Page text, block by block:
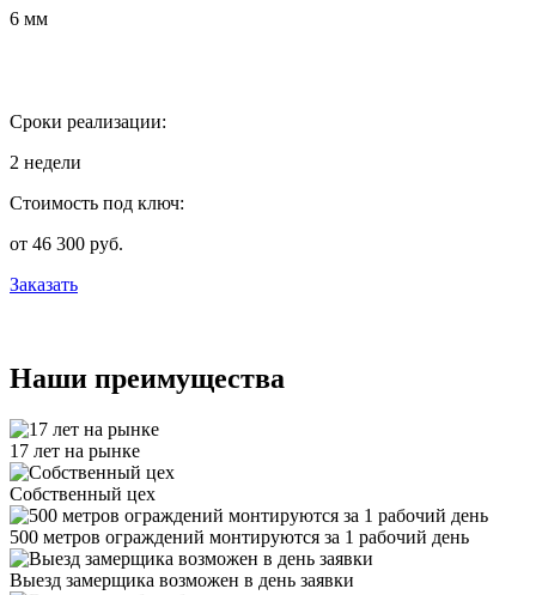
6 мм
Сроки реализации:
2 недели
Стоимость под ключ:
от 46 300 руб.
Заказать
Наши преимущества
17 лет на рынке
Собственный цех
500 метров ограждений монтируются за 1 рабочий день
Выезд замерщика возможен в день заявки